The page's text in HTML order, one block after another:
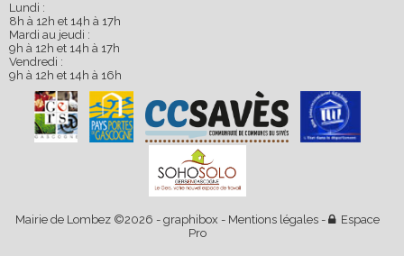
Lundi :
8h à 12h et 14h à 17h
Mardi au jeudi :
9h à 12h et 14h à 17h
Vendredi :
9h à 12h et 14h à 16h
Mairie de Lombez ©2026 - graphibox - Mentions légales -
Espace
Pro